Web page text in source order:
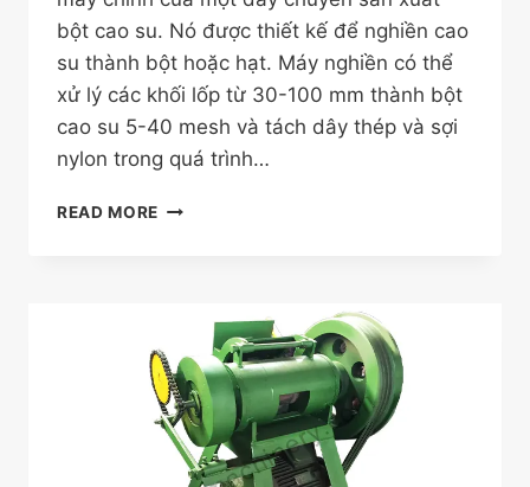
bột cao su. Nó được thiết kế để nghiền cao
su thành bột hoặc hạt. Máy nghiền có thể
xử lý các khối lốp từ 30-100 mm thành bột
cao su 5-40 mesh và tách dây thép và sợi
nylon trong quá trình…
READ MORE MÁY